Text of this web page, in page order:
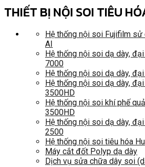
THIẾT BỊ NỘI SOI TIÊU
Hệ thống nội soi Fujifilm
AI
Hệ thống nội soi dạ dày,
7000
Hệ thống nội soi dạ dày,
Hệ thống nội soi dạ dày,
3500HD
Hệ thống nội soi khí phế
3500HD
Hệ thống nội soi dạ dày,
2500
Hệ thống nội soi tiêu hóa
Máy cắt đốt Polyp dạ dày
Dịch vụ sửa chữa dây soi